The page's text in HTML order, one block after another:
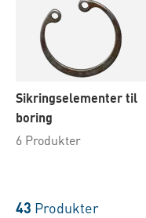
Sikringselementer til
boring
6 Produkter
43 Produkter